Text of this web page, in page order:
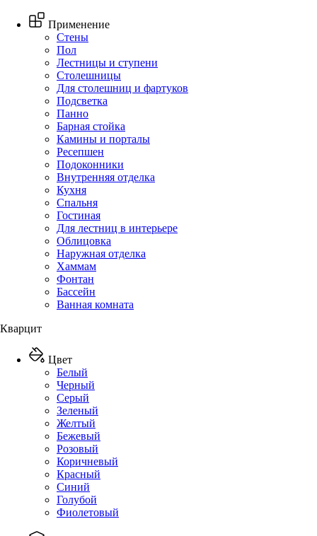
Применение
Стены
Пол
Лестницы и ступени
Столешницы
Для столешниц и фартуков
Подсветка
Панно
Барная стойка
Камины и порталы
Ресепшен
Подоконники
Внутренняя отделка
Кухня
Спальня
Гостиная
Для лестниц в интерьере
Облицовка
Наружная отделка
Хаммам
Фонтан
Бассейн
Ванная комната
Кварцит
Цвет
Белый
Черный
Серый
Зеленый
Желтый
Бежевый
Розовый
Коричневый
Красный
Синий
Голубой
Фиолетовый